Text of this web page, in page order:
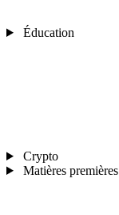
Éducation
Crypto
Matières premières